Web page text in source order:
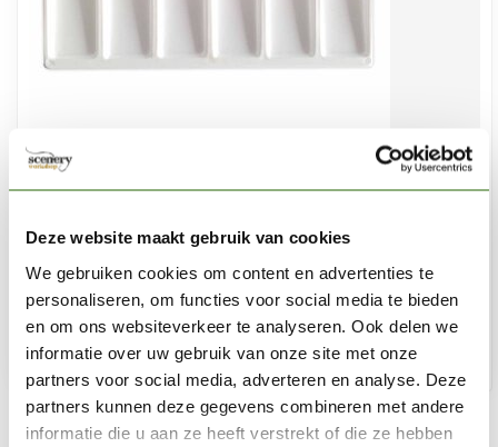
Deze website maakt gebruik van cookies
We gebruiken cookies om content en advertenties te
personaliseren, om functies voor social media te bieden
en om ons websiteverkeer te analyseren. Ook delen we
informatie over uw gebruik van onze site met onze
partners voor social media, adverteren en analyse. Deze
partners kunnen deze gegevens combineren met andere
informatie die u aan ze heeft verstrekt of die ze hebben
VANG
€3,35
Niet op voorraad